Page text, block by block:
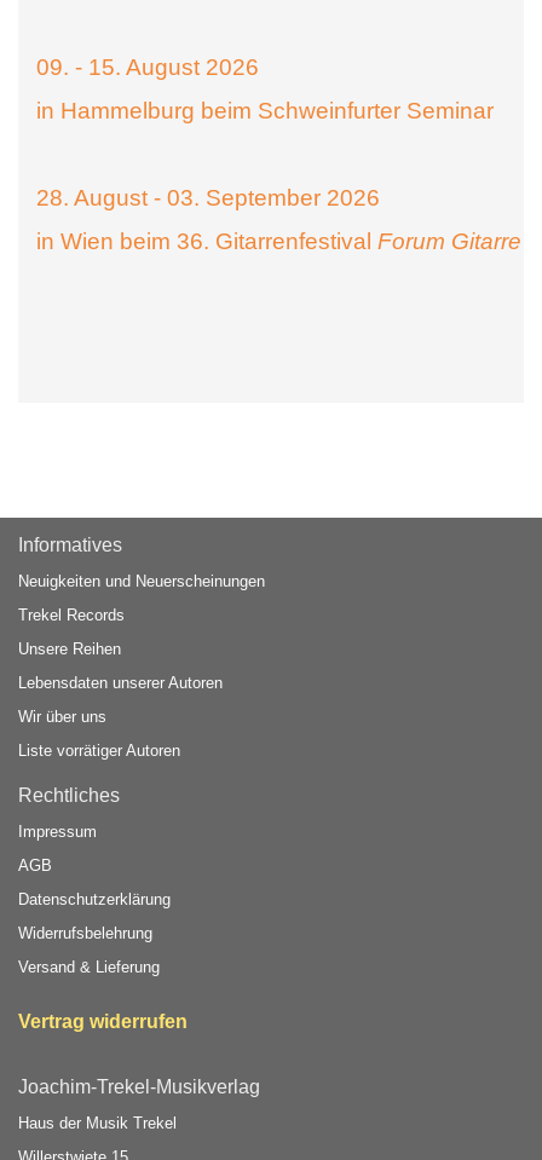
09. - 15. August 2026
in Hammelburg beim Schweinfurter Seminar
28. August - 03. September 2026
in Wien beim 36. Gitarrenfestival Forum Gitarre
Informatives
Neuigkeiten und Neuerscheinungen
Trekel Records
Unsere Reihen
Lebensdaten unserer Autoren
Wir über uns
Liste vorrätiger Autoren
Rechtliches
Impressum
AGB
Datenschutzerklärung
Widerrufsbelehrung
Versand & Lieferung
Vertrag widerrufen
Joachim-Trekel-Musikverlag
Haus der Musik Trekel